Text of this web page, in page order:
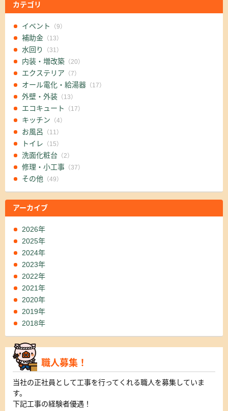
カテゴリ
イベント （9）
補助金（13）
水回り （31）
内装・増改築（20）
エクステリア （7）
オール電化・給湯器（17）
外壁・外装（13）
エコキュート （17）
キッチン （4）
お風呂 （11）
トイレ （15）
洗面化粧台（2）
修理・小工事（37）
その他 （49）
アーカイブ
2026年
2025年
2024年
2023年
2022年
2021年
2020年
2019年
2018年
職人募集！
当社の正社員として工事を行ってくれる職人を募集していま
す。
下記工事の経験者優遇！